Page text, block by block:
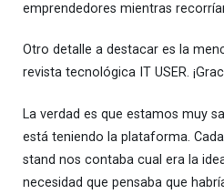
emprendedores mientras
Otro detalle a destacar es la
revista tecnológica IT USER.
La verdad es que estamos muy
está teniendo la plataforma.
stand nos contaba cual era la
necesidad que pensaba que